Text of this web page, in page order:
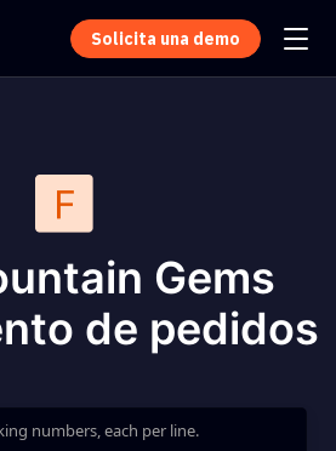
Solicita una demo
Gems
de pedidos
numbers, each per line.